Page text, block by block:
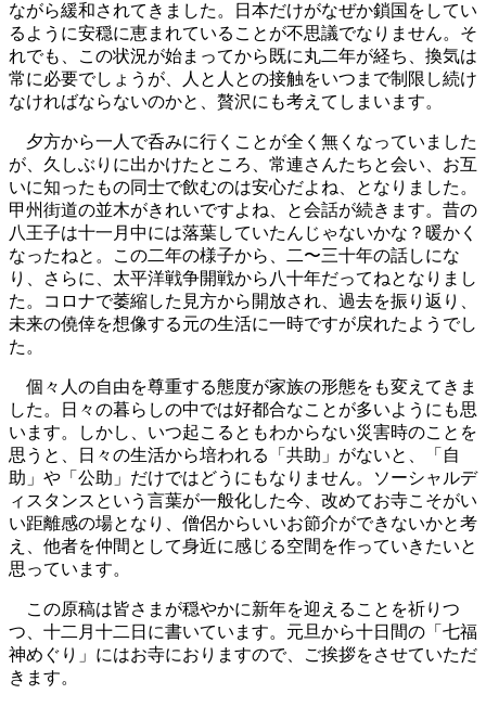
ながら緩和されてきました。日本だけがなぜか鎖国をしてい
るように安穏に恵まれていることが不思議でなりません。そ
れでも、この状況が始まってから既に丸二年が経ち、換気は
常に必要でしょうが、人と人との接触をいつまで制限し続け
なければならないのかと、贅沢にも考えてしまいます。
夕方から一人で呑みに行くことが全く無くなっていました
が、久しぶりに出かけたところ、常連さんたちと会い、お互
いに知ったもの同士で飲むのは安心だよね、となりました。
甲州街道の並木がきれいですよね、と会話が続きます。昔の
八王子は十一月中には落葉していたんじゃないかな？暖かく
なったねと。この二年の様子から、二〜三十年の話しにな
り、さらに、太平洋戦争開戦から八十年だってねとなりまし
た。コロナで萎縮した見方から開放され、過去を振り返り、
未来の僥倖を想像する元の生活に一時ですが戻れたようでし
た。
個々人の自由を尊重する態度が家族の形態をも変えてきま
した。日々の暮らしの中では好都合なことが多いようにも思
います。しかし、いつ起こるともわからない災害時のことを
思うと、日々の生活から培われる「共助」がないと、「自
助」や「公助」だけではどうにもなりません。ソーシャルデ
ィスタンスという言葉が一般化した今、改めてお寺こそがい
い距離感の場となり、僧侶からいいお節介ができないかと考
え、他者を仲間として身近に感じる空間を作っていきたいと
思っています。
この原稿は皆さまが穏やかに新年を迎えることを祈りつ
つ、十二月十二日に書いています。元旦から十日間の「七福
神めぐり」にはお寺におりますので、ご挨拶をさせていただ
きます。